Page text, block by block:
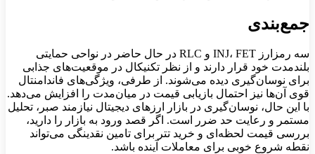
جمع‌بندی
سه رمزارز INJ، FET و RLC در حال حاضر در نواحی حمایتی
بلندمدت خود قرار دارند و از نظر تکنیکال در موقعیت‌های جذابی
برای نوسان‌گیری دیده می‌شوند. از طرفی، ویژگی‌های فاندامنتال
قوی آن‌ها نیز احتمال بازیابی قیمت در میان‌مدت را افزایش می‌دهد.
با این حال، نوسان‌گیری در بازار ارزهای دیجیتال نیازمند صبر، تحلیل
مستمر و رعایت حد ضرر است. اگر قصد ورود به بازار را دارید،
بررسی قیمت لحظه‌ای و خرید تتر برای تامین نقدینگی می‌تواند
نقطه شروع خوبی برای معاملات آینده باشد.